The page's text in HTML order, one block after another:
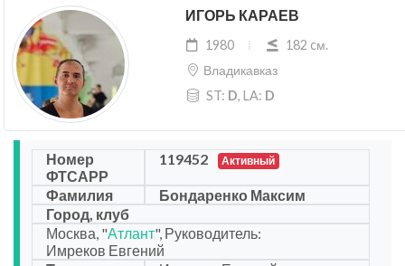
ИГОРЬ КАРАЕВ
1980
182 cм.
Владикавказ
ST: D, LA: D
Номер
ФТСАРР
119452 Активный
Фамилия
Бондаренко Максим
Город, клуб
Москва, "Атлант", Руководитель:
Имреков Евгений